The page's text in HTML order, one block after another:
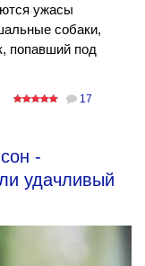
ужасы
собаки,
попавший под
17
-
удачливый